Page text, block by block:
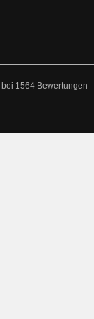
bei 1564 Bewertungen